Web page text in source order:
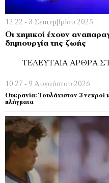
12:22 - 3 Σεπτεμβρίου 2025
Οι χημικοί έχουν
δημιουργία της ζωής
ΤΕΛΕΥΤΑΊΑ ΆΡΘΡΑ
10:27 - 9 Αυγούστου 2026
Ουκρανία: Τουλάχιστον 3 νεκροί
πλήγματα